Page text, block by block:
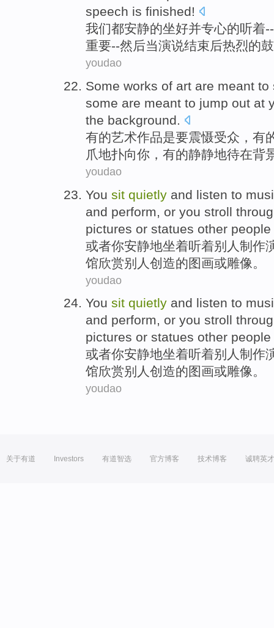
speech is finished!
我们都安静的坐好并专心的听着--
重要--然后当演说结束后热烈的
youdao
Some works of art are meant to
some are meant to jump out at
the background.
有的艺术作品是要震慑受众， 有
爪地扑向你 ， 有的静静地待在背
youdao
You sit quietly and listen to
and perform or you stroll
pictures or statues other people
或者你安静地坐着听着别人 制作
馆欣赏别人创造的图画或雕像 。
youdao
You sit quietly and listen to
and perform, or you stroll
pictures or statues other people
或者你安静地坐着听着别人 制作
馆欣赏别人创造的图画或雕像。
youdao
关于有道 Investors 有道智选 官方博客 技术博客 诚聘英才